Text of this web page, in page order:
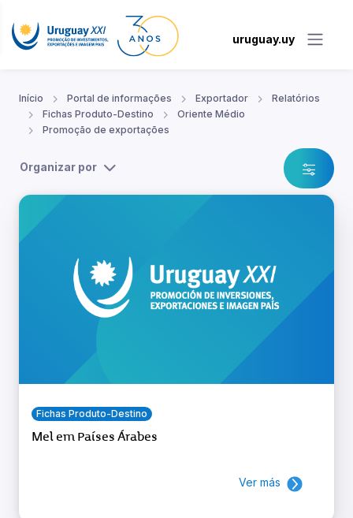
uruguay.uy
Início Portal de informações Exportador
Relatórios
Fichas Produto-Destino
Oriente Médio
Promoção de exportações
Organizar por
Fichas Produto-Destino
Mel em Países Árabes
Ver más